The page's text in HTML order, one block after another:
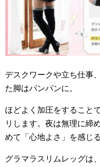
デスクワークや立ち仕事
た脚はパンパンに。
ほどよく加圧をすること
リします。夜は無理に締
めて「心地よさ」を感じ
グラマラスリムレッグは